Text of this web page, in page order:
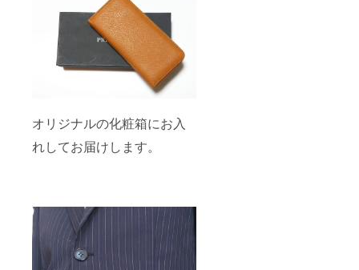
オリジナルの化粧箱にお入
れしてお届けします。